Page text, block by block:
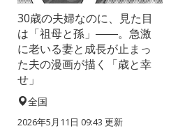
30歳の夫婦なのに、見た目
は「祖母と孫」――。急激
に老いる妻と成長が止まっ
た夫の漫画が描く「歳と幸
せ」
全国
2026年5月11日 09:43 更新